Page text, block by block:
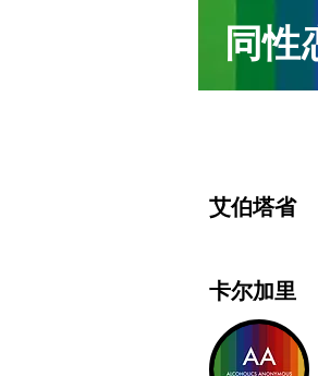
同性
艾伯塔省
卡尔加里